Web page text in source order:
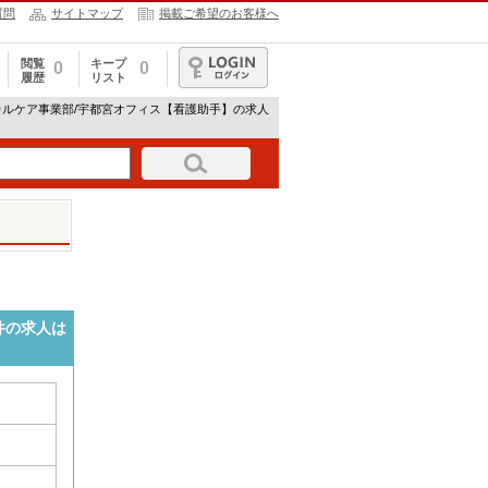
問 サイトマップ 掲載ご希望のお客様へ
閲覧
履歴
0
キープ
リスト
0
ログイン
ア事業部/宇都宮オフィス【看護助手】の求人
の求人は